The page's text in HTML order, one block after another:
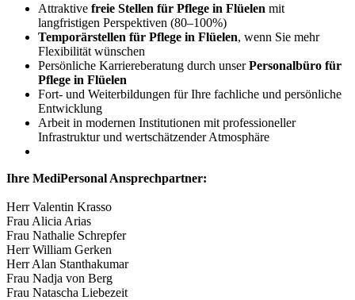
Attraktive freie Stellen für Pflege in Flüelen mit
langfristigen Perspektiven (80–100%)
Temporärstellen für Pflege in Flüelen, wenn Sie mehr
Flexibilität wünschen
Persönliche Karriereberatung durch unserPersonalbüro für
Pflege in Flüelen
Fort- und Weiterbildungen für Ihre fachliche und persönliche
Entwicklung
Arbeit in modernen Institutionen mit professioneller
Infrastruktur und wertschätzender Atmosphäre
Ihre MediPersonal Ansprechpartner:
Herr Valentin Krasso
Frau Alicia Arias
Frau Nathalie Schrepfer
Herr William Gerken
Herr Alan Stanthakumar
Frau Nadja von Berg
Frau Natascha Liebezeit